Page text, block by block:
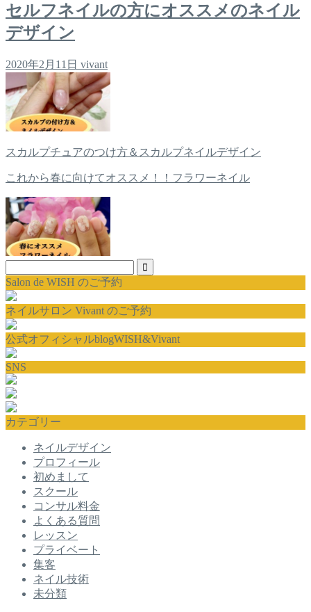
セルフネイルの方にオススメのネイル
デザイン
2020年2月11日 vivant
スカルプチュアのつけ方＆スカルプネイルデザイン
これから春に向けてオススメ！！フラワーネイル
Salon de WISH のご予約
ネイルサロン Vivant のご予約
公式オフィシャルblogWISH&Vivant
SNS
カテゴリー
ネイルデザイン
プロフィール
初めまして
スクール
コンサル料金
よくある質問
レッスン
プライベート
集客
ネイル技術
未分類